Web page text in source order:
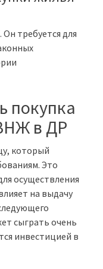
требуется для
покупка
в ДР
который
Это
осуществления
на выдачу
сыграть очень
инвестицией в